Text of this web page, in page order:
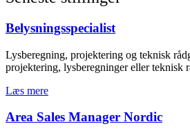
Belysningsspecialist
Lysberegning, projektering og teknisk
projektering, lysberegninger eller teknisk
Læs mere
Area Sales Manager Nordic